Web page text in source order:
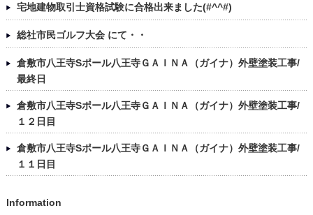
宅地建物取引士資格試験に合格出来ました(#^^#)
総社市民ゴルフ大会 にて・・
倉敷市八王寺Sポール八王寺ＧＡＩＮＡ（ガイナ）外壁塗装工事/
最終日
倉敷市八王寺Sポール八王寺ＧＡＩＮＡ（ガイナ）外壁塗装工事/
１２日目
倉敷市八王寺Sポール八王寺ＧＡＩＮＡ（ガイナ）外壁塗装工事/
１１日目
Information